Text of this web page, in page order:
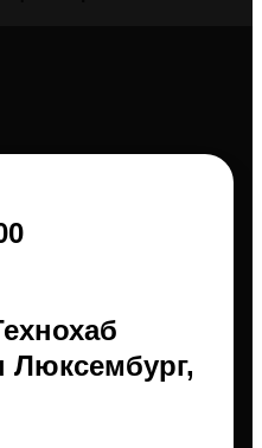
Люксембург,